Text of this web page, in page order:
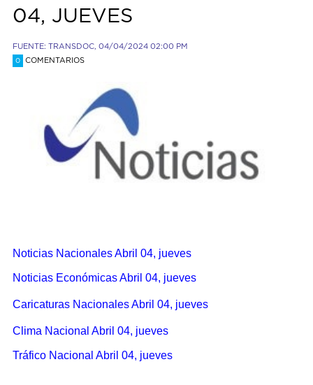
04, JUEVES
FUENTE: TRANSDOC, 04/04/2024 02:00 PM
0 COMENTARIOS
Noticias Nacionales Abril 04, jueves
Noticias Económicas Abril 04, jueves
Caricaturas Nacionales Abril 04, jueves
Clima Nacional Abril 04, jueves
Tráfico Nacional Abril 04, jueves